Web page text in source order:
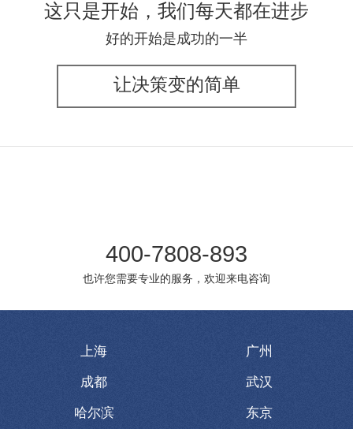
这只是开始，我们每天都在进步
好的开始是成功的一半
让决策变的简单
400-7808-893
也许您需要专业的服务，欢迎来电咨询
上海 广州
成都 武汉
哈尔滨 东京